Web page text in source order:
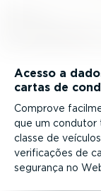
Acesso a
cartas de
Comprove
que um condutor
classe de
verifi­cações de
segurança no